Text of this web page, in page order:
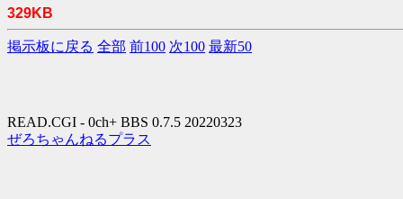
329KB
掲示板に戻る 全部 前100 次100 最新50
READ.CGI - 0ch+ BBS 0.7.5 20220323
ぜろちゃんねるプラス